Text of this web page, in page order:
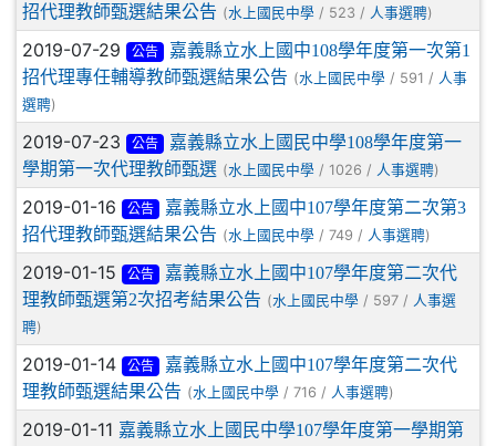
招代理教師甄選結果公告 (水上國民中學 / 523 / 人事選聘)
2019-07-29 公告
嘉義縣立水上國中108學年度第一次第1
招代理專任輔導教師甄選結果公告 (水上國民中學 / 591 / 人事
選聘)
2019-07-23 公告
嘉義縣立水上國民中學108學年度第一
學期第一次代理教師甄選 (水上國民中學 / 1026 / 人事選聘)
2019-01-16 公告
嘉義縣立水上國中107學年度第二次第3
招代理教師甄選結果公告 (水上國民中學 / 749 / 人事選聘)
2019-01-15 公告
嘉義縣立水上國中107學年度第二次代
理教師甄選第2次招考結果公告 (水上國民中學 / 597 / 人事選
聘)
2019-01-14 公告
嘉義縣立水上國中107學年度第二次代
理教師甄選結果公告 (水上國民中學 / 716 / 人事選聘)
2019-01-11 嘉義縣立水上國民中學107學年度第一學期第